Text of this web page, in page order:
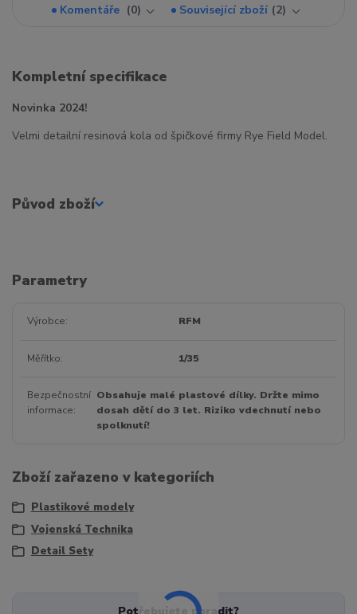
Komentáře
0 Související zboží 2
Kompletní specifikace
Novinka 2024!
Velmi detailní resinová kola od špičkové firmy Rye Field Model.
Původ zboží
Parametry
Výrobce RFM
Měřítko 1/35
Bezpečnostní
informace
Obsahuje malé plastové dílky. Držte mimo
dosah dětí do 3 let. Riziko vdechnutí nebo
spolknutí!
Zboží zařazeno v kategoriích
Plastikové modely
Vojenská Technika
Detail Sety